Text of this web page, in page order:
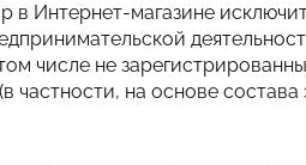
Интернет-магазине
числе не
на основе состава